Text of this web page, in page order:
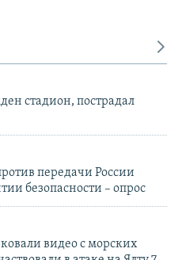
стадион, пострадал
передачи России
безопасности – опрос
видео с морских